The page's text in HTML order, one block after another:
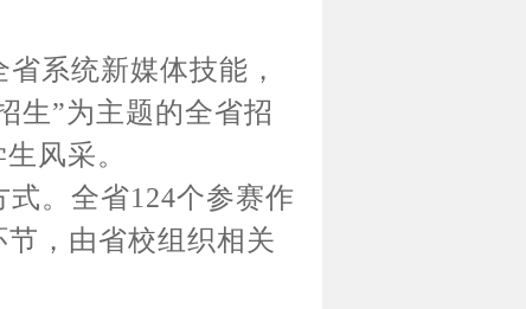
系统新媒体技能，
生”为主题的全省招
风采。
。全省124个参赛作
，由省校组织相关